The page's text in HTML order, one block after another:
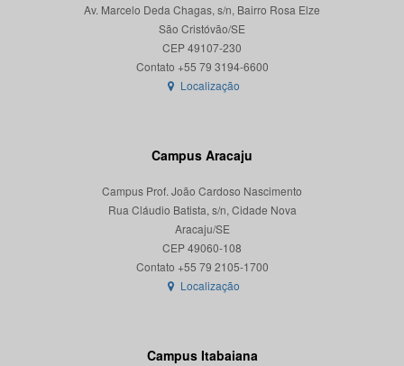
Av. Marcelo Deda Chagas, s/n, Bairro Rosa Elze
São Cristóvão/SE
CEP 49107-230
Localização
Campus Aracaju
Campus Prof. João Cardoso Nascimento
Rua Cláudio Batista, s/n, Cidade Nova
Aracaju/SE
CEP 49060-108
Localização
Campus Itabaiana